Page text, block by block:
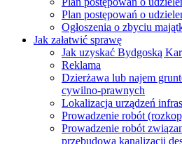
Plan postępowań o
Ogłoszenia o zbyciu
Jak załatwić sprawę
Jak uzyskać Bydgoską
Reklama
Dzierżawa lub najem
cywilno-prawnych
Lokalizacja urządzeń
Prowadzenie robót
Prowadzenie robót
przebudową kanalizacji